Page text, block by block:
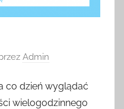
Admin
co dzień wyglądać
wielogodzinnego